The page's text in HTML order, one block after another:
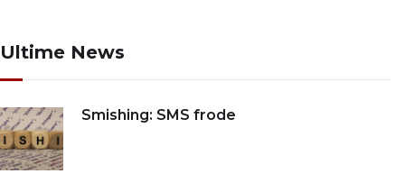
Ultime News
Smishing: SMS frode